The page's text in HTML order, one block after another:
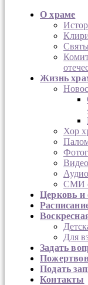
О храме
Жизнь
Хор
СМИ
Церковь и
Для
Задать
Подать
Контакты